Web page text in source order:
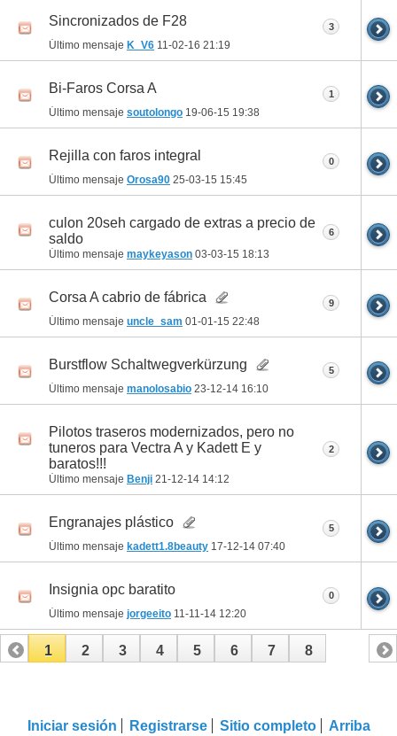
Sincronizados de F28
Último mensaje K_V6 11-02-16 21:19
3
Bi-Faros Corsa A
Último mensaje soutolongo 19-06-15 19:38
1
Rejilla con faros integral
Último mensaje Orosa90 25-03-15 15:45
0
culon 20seh cargado de extras a precio de
saldo
Último mensaje maykeyason 03-03-15 18:13
6
Corsa A cabrio de fábrica
Último mensaje uncle_sam 01-01-15 22:48
9
Burstflow Schaltwegverkürzung
Último mensaje manolosabio 23-12-14 16:10
5
Pilotos traseros modernizados, pero no
tuneros para Vectra A y Kadett E y
baratos!!!
Último mensaje Benji 21-12-14 14:12
2
Engranajes plástico
Último mensaje kadett1.8beauty 17-12-14 07:40
5
Insignia opc baratito
Último mensaje jorgeeito 11-11-14 12:20
0
1 2 3 4 5 6 7 8
Iniciar sesión Registrarse Sitio completo Arriba